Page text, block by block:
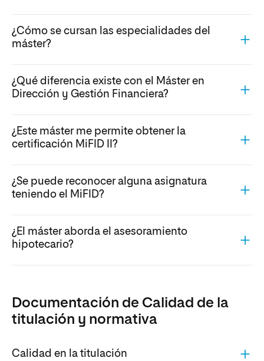
¿Cómo se cursan las especialidades del
máster?
¿Qué diferencia existe con el Máster en
Dirección y Gestión Financiera?
¿Este máster me permite obtener la
certificación MiFID II?
¿Se puede reconocer alguna asignatura
teniendo el MiFID?
¿El máster aborda el asesoramiento
hipotecario?
Documentación de Calidad de la
titulación y normativa
Calidad en la titulación